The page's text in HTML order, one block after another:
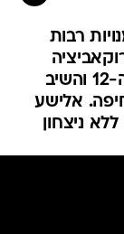
רבות
הלוהט עשה את ההבדל כבר בדקה ה-12 והשיב
אלישע
ניצחון